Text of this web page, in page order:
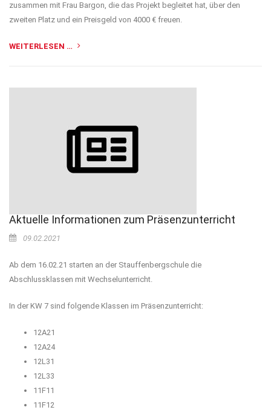
zusammen mit Frau Bargon, die das Projekt begleitet hat, über den
zweiten Platz und ein Preisgeld von 4000 € freuen.
WEITERLESEN …
Aktuelle Informationen zum Präsenzunterricht
09.02.2021
Ab dem 16.02.21 starten an der Stauffenbergschule die
Abschlussklassen mit Wechselunterricht.
In der KW 7 sind folgende Klassen im Präsenzunterricht:
12A21
12A24
12L31
12L33
11F11
11F12